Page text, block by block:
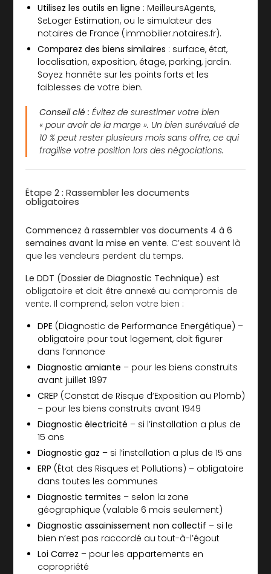
Utilisez les outils en ligne : MeilleursAgents,
SeLoger Estimation, ou le simulateur des
notaires de France (immobilier.notaires.fr).
Comparez des biens similaires : surface, état,
localisation, exposition, étage, parking, jardin.
Soyez honnête sur les points forts et les
faiblesses de votre bien.
Conseil clé : Évitez de surestimer votre bien
« pour avoir de la marge ». Un bien surévalué de
10 % peut rester plusieurs mois sans offre, ce qui
fragilise votre position lors des négociations.
Étape 2 : Rassembler les documents
obligatoires
Commencez à rassembler vos documents 4 à 6
semaines avant la mise en vente. C’est souvent là
que les vendeurs perdent du temps.
Le DDT (Dossier de Diagnostic Technique) est
obligatoire et doit être annexé au compromis de
vente. Il comprend, selon votre bien :
DPE (Diagnostic de Performance Energétique) –
obligatoire pour tout logement, doit figurer
dans l’annonce
Diagnostic amiante – pour les biens construits
avant juillet 1997
CREP (Constat de Risque d’Exposition au Plomb)
– pour les biens construits avant 1949
Diagnostic électricité – si l’installation a plus de
15 ans
Diagnostic gaz – si l’installation a plus de 15 ans
ERP (État des Risques et Pollutions) – obligatoire
dans toutes les communes
Diagnostic termites – selon la zone
géographique (valable 6 mois seulement)
Diagnostic assainissement non collectif – si le
bien n’est pas raccordé au tout-à-l’égout
Loi Carrez – pour les appartements en
copropriété